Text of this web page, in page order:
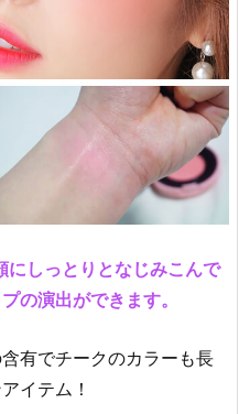
しっとりとなじみこんで
の演出ができます。
有でチークのカラーも長
イテム！